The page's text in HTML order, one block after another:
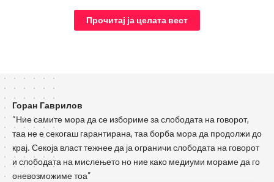
исклучиво преку ЕСЈН (https://www.e-nabavki.gov.mk)
притоа следејќи ги упатствата дадени во ““Правилник за
стои во тендерската објава.
Во тендерската документација се наведени сите
информации кои можат да помогнат во изработката на
понудата. Тендерската документација се состои од
следните делови: инструкции за економските оператори,
технички спецификации, задолжителни одредби што ќе ги
Прочитај ја целата вест
Горан Гаврилов
“Ние самите мора да се избориме за слободата на говорот,
таа не е секогаш гарантирана, таа борба мора да продолжи до
крај. Секоја власт тежнее да ја ограничи слободата на говорот
и слободата на мислењето но ние како медиуми мораме да го
оневозможиме тоа”